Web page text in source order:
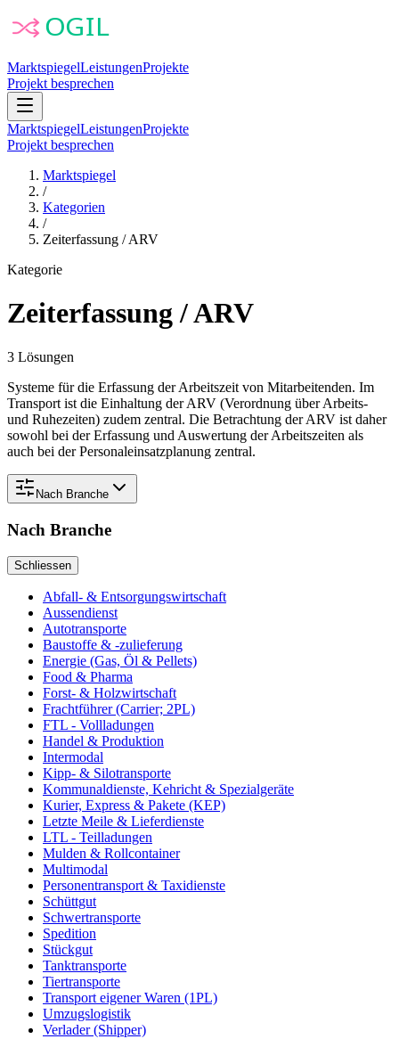
MarktspiegelLeistungenProjekte
Projekt besprechen
MarktspiegelLeistungenProjekte
Projekt besprechen
Marktspiegel
/
Kategorien
/
Zeiterfassung / ARV
Kategorie
Zeiterfassung / ARV
3 Lösungen
Systeme für die Erfassung der Arbeitszeit von Mitarbeitenden. Im
Transport ist die Einhaltung der ARV (Verordnung über Arbeits-
und Ruhezeiten) zudem zentral. Die Betrachtung der ARV ist daher
sowohl bei der Erfassung und Auswertung der Arbeitszeiten als
auch bei der Personaleinsatzplanung zentral.
Nach Branche
Nach Branche
Schliessen
Abfall- & Entsorgungswirtschaft
Aussendienst
Autotransporte
Baustoffe & -zulieferung
Energie (Gas, Öl & Pellets)
Food & Pharma
Forst- & Holzwirtschaft
Frachtführer (Carrier; 2PL)
FTL - Vollladungen
Handel & Produktion
Intermodal
Kipp- & Silotransporte
Kommunaldienste, Kehricht & Spezialgeräte
Kurier, Express & Pakete (KEP)
Letzte Meile & Lieferdienste
LTL - Teilladungen
Mulden & Rollcontainer
Multimodal
Personentransport & Taxidienste
Schüttgut
Schwertransporte
Spedition
Stückgut
Tanktransporte
Tiertransporte
Transport eigener Waren (1PL)
Umzugslogistik
Verlader (Shipper)